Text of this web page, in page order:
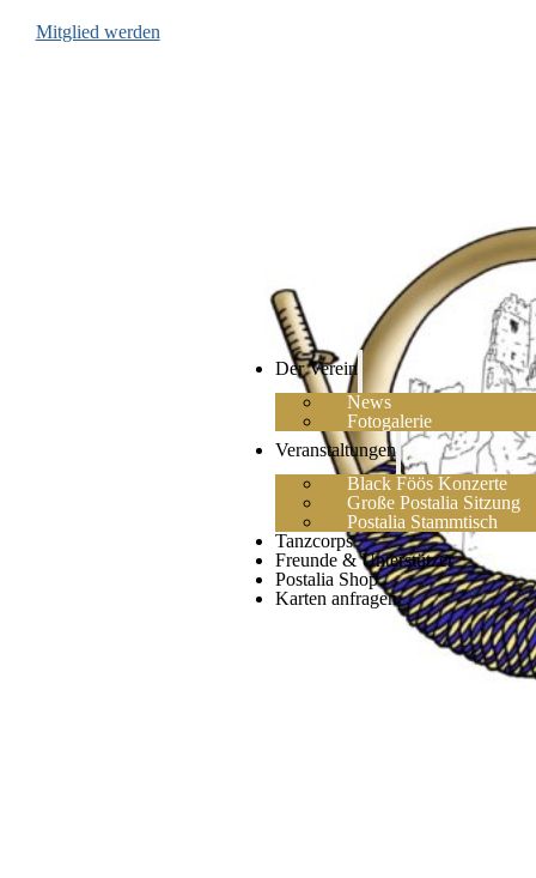
Mitglied werden
Der Verein
News
Fotogalerie
Veranstaltungen
Black Föös Konzerte
Große Postalia Sitzung
Postalia Stammtisch
Tanzcorps
Freunde & Unterstützer
Postalia Shop
Karten anfragen